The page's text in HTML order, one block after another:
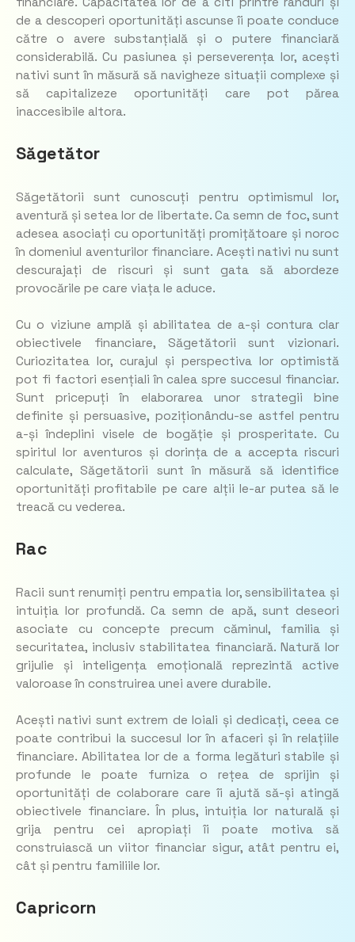
de a descoperi oportunități ascunse îi poate conduce
către o avere substanțială și o putere financiară
considerabilă. Cu pasiunea și perseverența lor, acești
nativi sunt în măsură să navigheze situații complexe și
să capitalizeze oportunități care pot părea
inaccesibile altora.
Săgetător
Săgetătorii sunt cunoscuți pentru optimismul lor,
aventură și setea lor de libertate. Ca semn de foc, sunt
adesea asociați cu oportunități promițătoare și noroc
în domeniul aventurilor financiare. Acești nativi nu sunt
descurajați de riscuri și sunt gata să abordeze
provocările pe care viața le aduce.
Cu o viziune amplă și abilitatea de a-și contura clar
obiectivele financiare, Săgetătorii sunt vizionari.
Curiozitatea lor, curajul și perspectiva lor optimistă
pot fi factori esențiali în calea spre succesul financiar.
Sunt pricepuți în elaborarea unor strategii bine
definite și persuasive, poziționându-se astfel pentru
a-și îndeplini visele de bogăție și prosperitate. Cu
spiritul lor aventuros și dorința de a accepta riscuri
calculate, Săgetătorii sunt în măsură să identifice
oportunități profitabile pe care alții le-ar putea să le
treacă cu vederea.
Rac
Racii sunt renumiți pentru empatia lor, sensibilitatea și
intuiția lor profundă. Ca semn de apă, sunt deseori
asociate cu concepte precum căminul, familia și
securitatea, inclusiv stabilitatea financiară. Natură lor
grijulie și inteligența emoțională reprezintă active
valoroase în construirea unei avere durabile.
Acești nativi sunt extrem de loiali și dedicați, ceea ce
poate contribui la succesul lor în afaceri și în relațiile
financiare. Abilitatea lor de a forma legături stabile și
profunde le poate furniza o rețea de sprijin și
oportunități de colaborare care îi ajută să-și atingă
obiectivele financiare. În plus, intuiția lor naturală și
grija pentru cei apropiați îi poate motiva să
construiască un viitor financiar sigur, atât pentru ei,
cât și pentru familiile lor.
Capricorn